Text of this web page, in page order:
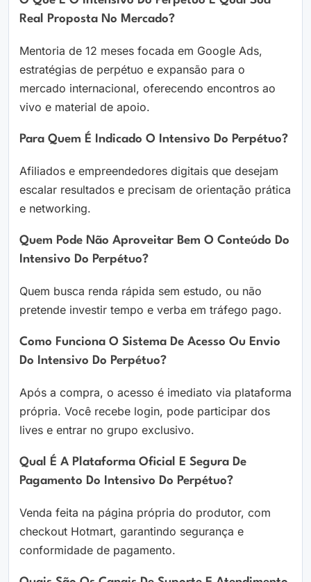
Real Proposta No Mercado?
Mentoria de 12 meses focada em Google Ads,
estratégias de perpétuo e expansão para o
mercado internacional, oferecendo encontros ao
vivo e material de apoio.
Para Quem É Indicado O Intensivo Do Perpétuo?
Afiliados e empreendedores digitais que desejam
escalar resultados e precisam de orientação prática
e networking.
Quem Pode Não Aproveitar Bem O Conteúdo Do
Intensivo Do Perpétuo?
Quem busca renda rápida sem estudo, ou não
pretende investir tempo e verba em tráfego pago.
Como Funciona O Sistema De Acesso Ou Envio
Do Intensivo Do Perpétuo?
Após a compra, o acesso é imediato via plataforma
própria. Você recebe login, pode participar dos
lives e entrar no grupo exclusivo.
Qual É A Plataforma Oficial E Segura De
Pagamento Do Intensivo Do Perpétuo?
Venda feita na página própria do produtor, com
checkout Hotmart, garantindo segurança e
conformidade de pagamento.